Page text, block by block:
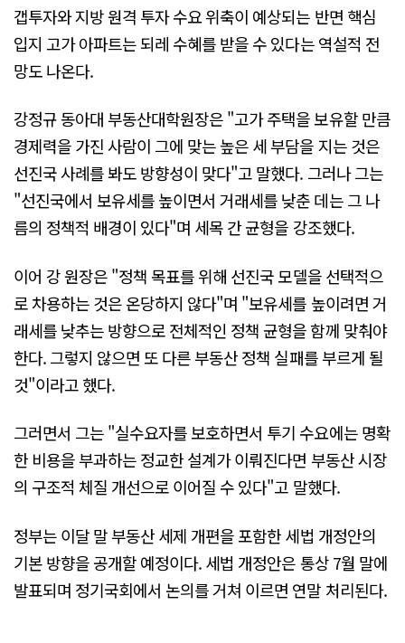
갭투자와 지방 원격 투자 수요 위축이 예상되는 반면 핵심
입지 고가 아파트는 되레 수혜를 받을 수 있다는 역설적 전
망도 나온다.
강정규 동아대 부동산대학원장은 "고가 주택을 보유할 만큼
경제력을 가진 사람이 그에 맞는 높은 세 부담을 지는 것은
선진국 사례를 봐도 방향성이 맞다"고 말했다. 그러나 그는
"선진국에서 보유세를 높이면서 거래세를 낮춘 데는 그 나
름의 정책적 배경이 있다"며 세목 간 균형을 강조했다.
이어 강 원장은 "정책 목표를 위해 선진국 모델을 선택적으
로 차용하는 것은 온당하지 않다"며 "보유세를 높이려면 거
래세를 낮추는 방향으로 전체적인 정책 균형을 함께 맞춰야
한다. 그렇지 않으면 또 다른 부동산 정책 실패를 부르게 될
것"이라고 했다.
그러면서 그는 "실수요자를 보호하면서 투기 수요에는 명확
한 비용을 부과하는 정교한 설계가 이뤄진다면 부동산 시장
의 구조적 체질 개선으로 이어질 수 있다"고 말했다.
정부는 이달 말 부동산 세제 개편을 포함한 세법 개정안의
기본 방향을 공개할 예정이다. 세법 개정안은 통상 7월 말에
발표되며 정기국회에서 논의를 거쳐 이르면 연말 처리된다.